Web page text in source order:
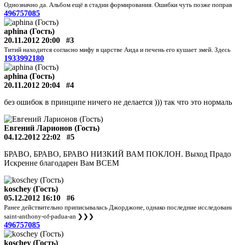
Однозначно да. Альбом ещё в стадии формирования. Ошибки чуть позже
496757085
aphina (Гость)
20.11.2012 20:00
#3
Титий находится согласно мифу в царстве Аида и печень его кушает змей.
1933992180
aphina (Гость)
20.11.2012 20:04
#4
без ошибок в принципе ничего не делается ))) так что это
Евгений Ларионов (Гость)
04.12.2012 22:02
#5
БРАВО, БРАВО, БРАВО НИЗКИЙ ВАМ ПОКЛОН. Выход Прадо –
Искренне благодарен Вам ВСЕМ
koschey (Гость)
05.12.2012 16:10
#6
Ранее действительно приписывалась Джорджоне, однако последние
saint-anthony-of-padua-an ❯❯❯
496757085
koschey (Гость)